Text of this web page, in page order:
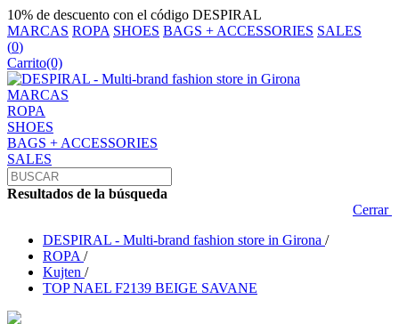
10% de descuento con el código DESPIRAL
MARCAS ROPA SHOES BAGS + ACCESSORIES SALES
(0)
Carrito(0)
MARCAS
ROPA
SHOES
BAGS + ACCESSORIES
SALES
Resultados de la búsqueda
Cerrar
DESPIRAL - Multi-brand fashion store in Girona /
ROPA /
Kujten /
TOP NAEL F2139 BEIGE SAVANE